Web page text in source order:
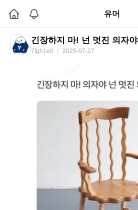
유머
긴장하지 마! 넌 멋진 의자야
7fgh1e0 2025-07-27